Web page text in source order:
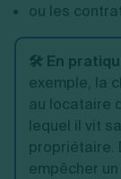
ou les
🛠️ En
exemple, la
au locataire
lequel il vit
propriétaire.
empêcher